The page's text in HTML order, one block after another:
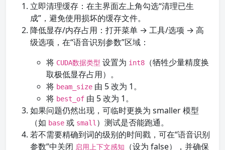
立即清理缓存：在主界面左上角勾选“清理已生
成”，避免使用损坏的缓存文件。
降低显存/内存占用：打开菜单 → 工具/选项 → 高
级选项，在“语音识别参数”区域：
将 CUDA数据类型 设置为 int8
（牺牲少量精度换
取极低显存占用）。
将 beam_size 由 5 改为 1。
将 best_of 由 5 改为 1。
如果问题仍然出现，可临时更换为 smaller 模型
（如 base 或 small ）测试是否能跑通。
若不需要精确到词的级别的时间戳，可在“语音识别
参数”中关闭 启用上下文感知
（设为 false），并确保